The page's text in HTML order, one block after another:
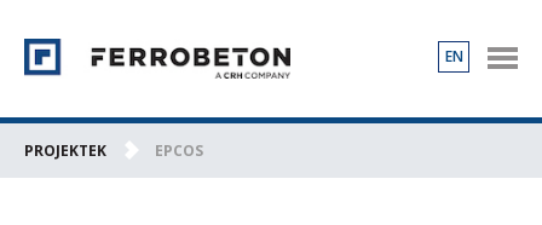
TERMÉKEK
EN
PROJEKTEK EPCOS